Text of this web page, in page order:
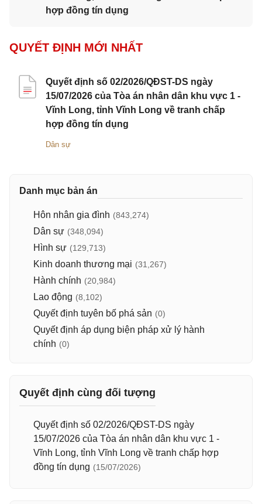
hợp đồng tín dụng
QUYẾT ĐỊNH MỚI NHẤT
Quyết định số 02/2026/QĐST-DS ngày
15/07/2026 của Tòa án nhân dân khu vực 1 -
Vĩnh Long, tỉnh Vĩnh Long về tranh chấp
hợp đồng tín dụng
Dân sự
Danh mục bản án
Hôn nhân gia đình (843,274)
Dân sự (348,094)
Hình sự (129,713)
Kinh doanh thương mại (31,267)
Hành chính (20,984)
Lao động (8,102)
Quyết định tuyên bố phá sản (0)
Quyết định áp dụng biện pháp xử lý hành
chính (0)
Quyết định cùng đối tượng
Quyết định số 02/2026/QĐST-DS ngày
15/07/2026 của Tòa án nhân dân khu vực 1 -
Vĩnh Long, tỉnh Vĩnh Long về tranh chấp hợp
đồng tín dụng (15/07/2026)